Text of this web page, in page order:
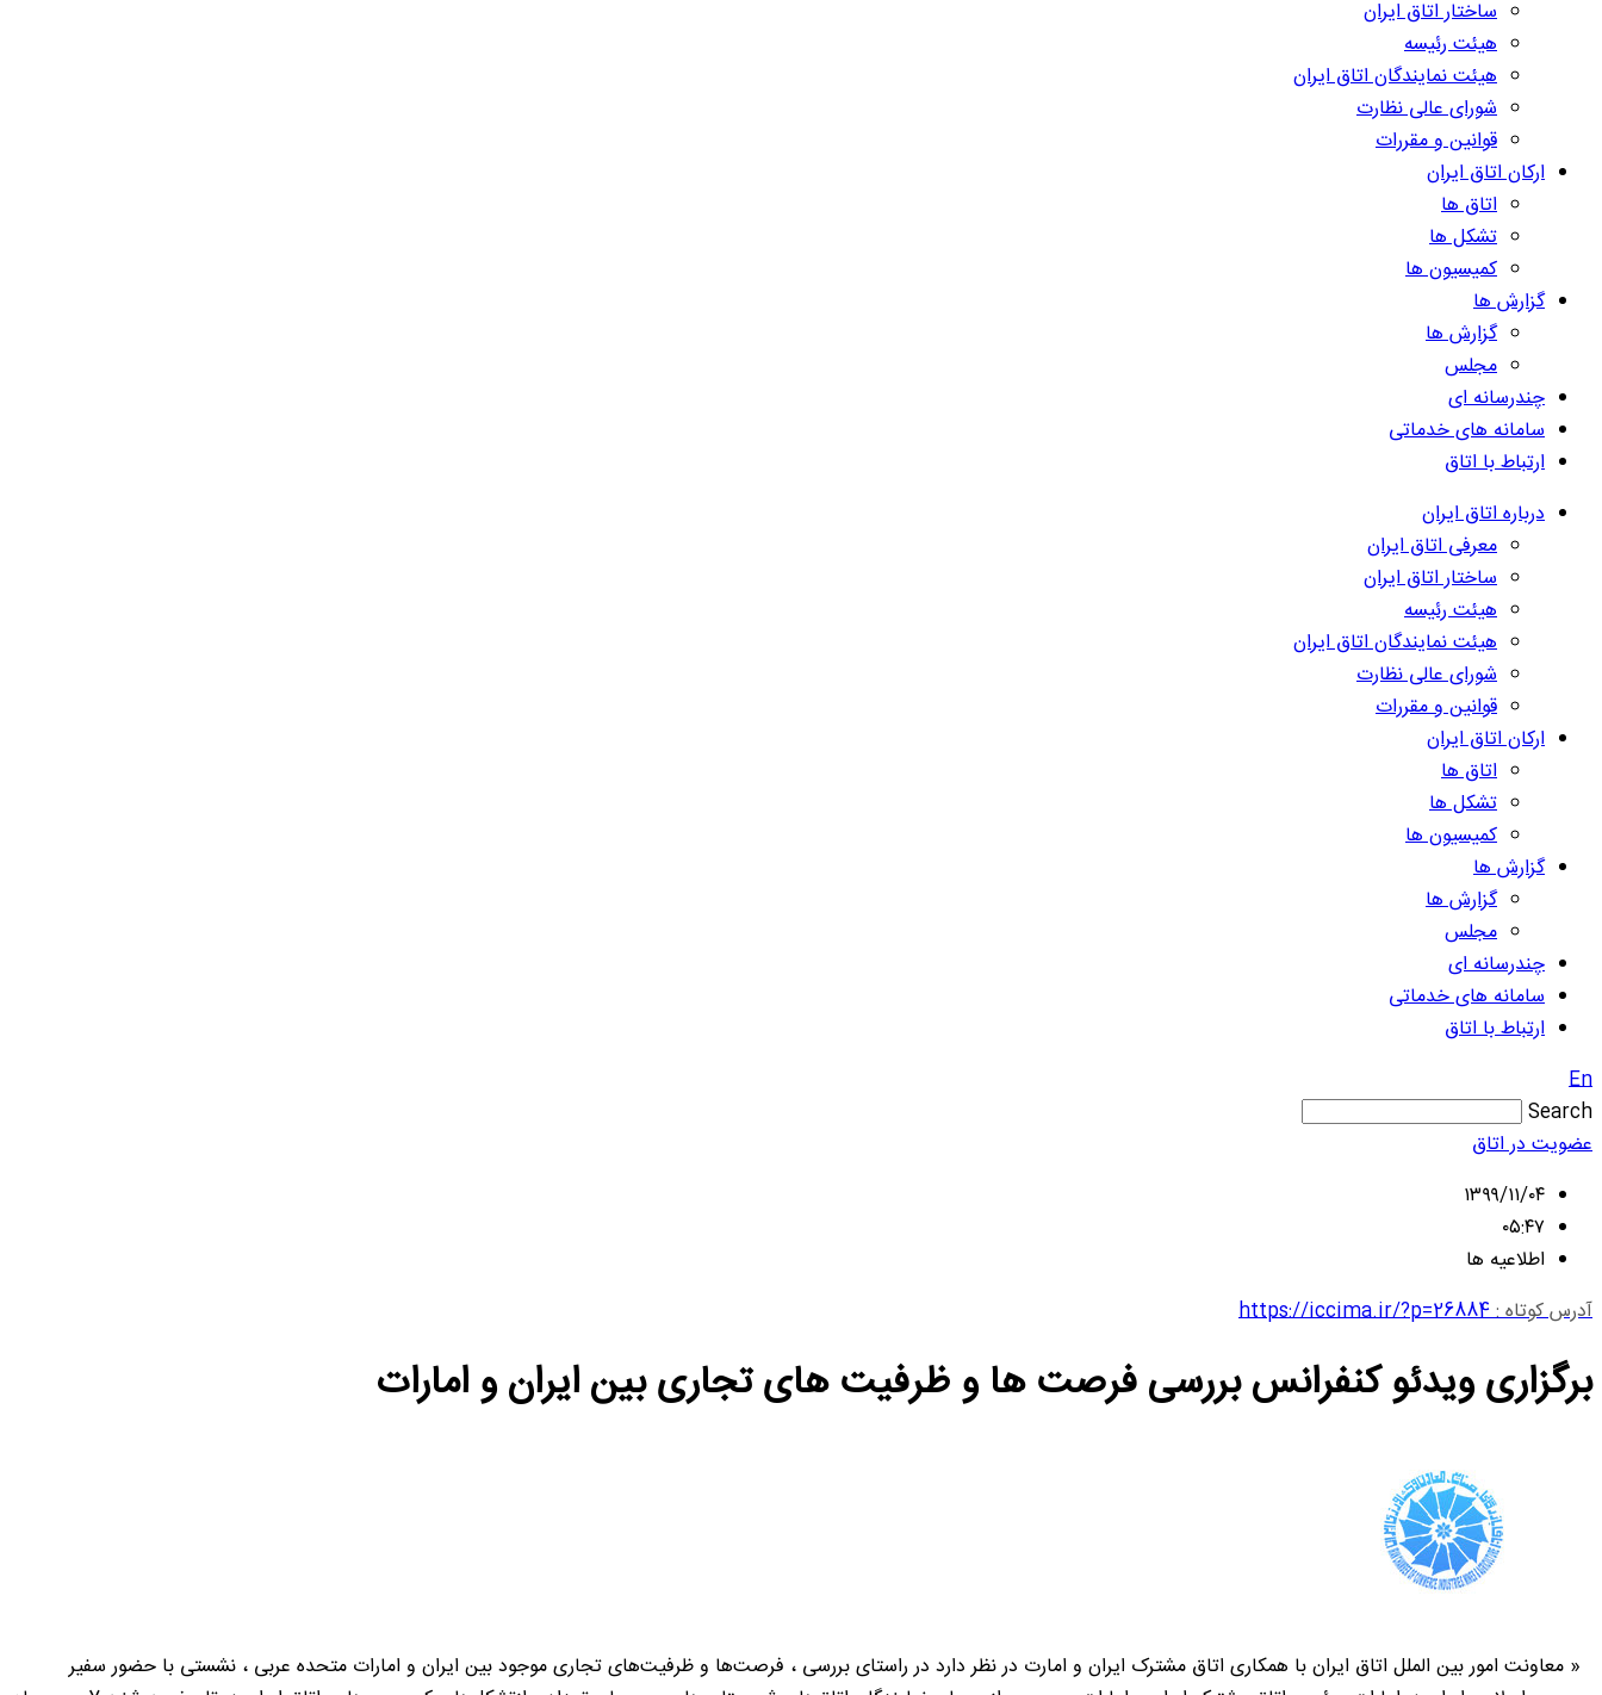
ساختار اتاق ایران
هیئت رئیسه
هیئت نمایندگان اتاق ایران
شورای عالی نظارت
قوانین و مقررات
ارکان اتاق ایران
اتاق ها
تشکل ها
کمیسیون ها
گزارش ها
گزارش ها
مجلس
چندرسانه ای
سامانه های خدماتی
ارتباط با اتاق
درباره اتاق ایران
معرفی اتاق ایران
ساختار اتاق ایران
هیئت رئیسه
هیئت نمایندگان اتاق ایران
شورای عالی نظارت
قوانین و مقررات
ارکان اتاق ایران
اتاق ها
تشکل ها
کمیسیون ها
گزارش ها
گزارش ها
مجلس
چندرسانه ای
سامانه های خدماتی
ارتباط با اتاق
En
Search
عضویت در اتاق
۱۳۹۹/۱۱/۰۴
۰۵:۴۷
اطلاعیه ها
آدرس کوتاه :https://iccima.ir/?p=26884
برگزاری ویدئو کنفرانس بررسی فرصت ها و ظرفیت های تجاری بین ایران و امارات
« معاونت امور بین الملل اتاق ایران با همکاری اتاق مشترک ایران و امارت در نظر دارد در راستای بررسی ، فرصت‌ها و ظرفیت‌های تجاری موجود بین ایران و امارات متحده عربی ، نشستی با حضور سفیر